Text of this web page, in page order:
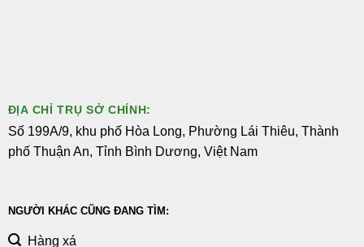
ĐỊA CHỈ TRỤ SỞ CHÍNH:
Số 199A/9, khu phố Hòa Long, Phường Lái Thiêu, Thành
phố Thuận An, Tỉnh Bình Dương, Việt Nam
NGƯỜI KHÁC CŨNG ĐANG TÌM:
Hàng xá